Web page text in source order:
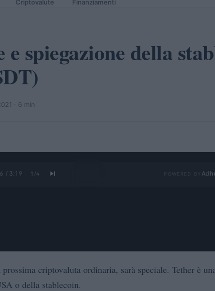
Criptovalute Finanziamenti
e spiegazione della
· 6 min
/ 3:19 1 /4 Ad
criptovaluta ordinaria, sarà speciale. Tether è
o della stablecoin.